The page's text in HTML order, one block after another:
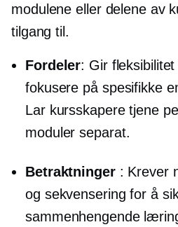
modulene eller delene av
tilgang til.
Fordeler: Gir
fokusere på spesifikke
Lar kursskapere tjene
moduler separat.
Betraktninger : Krever
og sekvensering for å
sammenhengende